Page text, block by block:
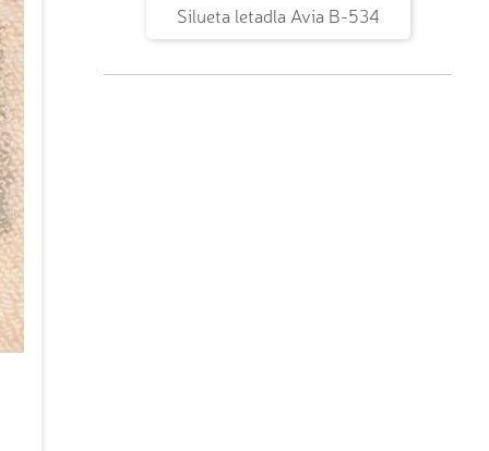
Silueta letadla Avia B-534